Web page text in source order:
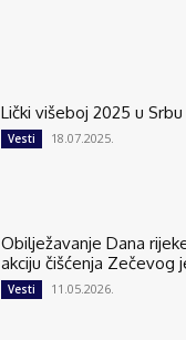
Lički višeboj 2025 u Srbu
Vesti 18.07.2025.
Obilježavanje Dana
akciju čišćenja Zečevog
Vesti 11.05.2026.